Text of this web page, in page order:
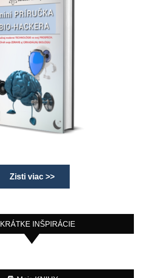
Zisti viac >>
KRÁTKE INŠPIRÁCIE